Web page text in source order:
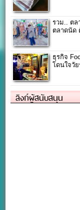
รวม.. ตล
ตลาดนัด
ธุรกิจ
โดนใจวั
ลิงก์ผู้สนับสนุน